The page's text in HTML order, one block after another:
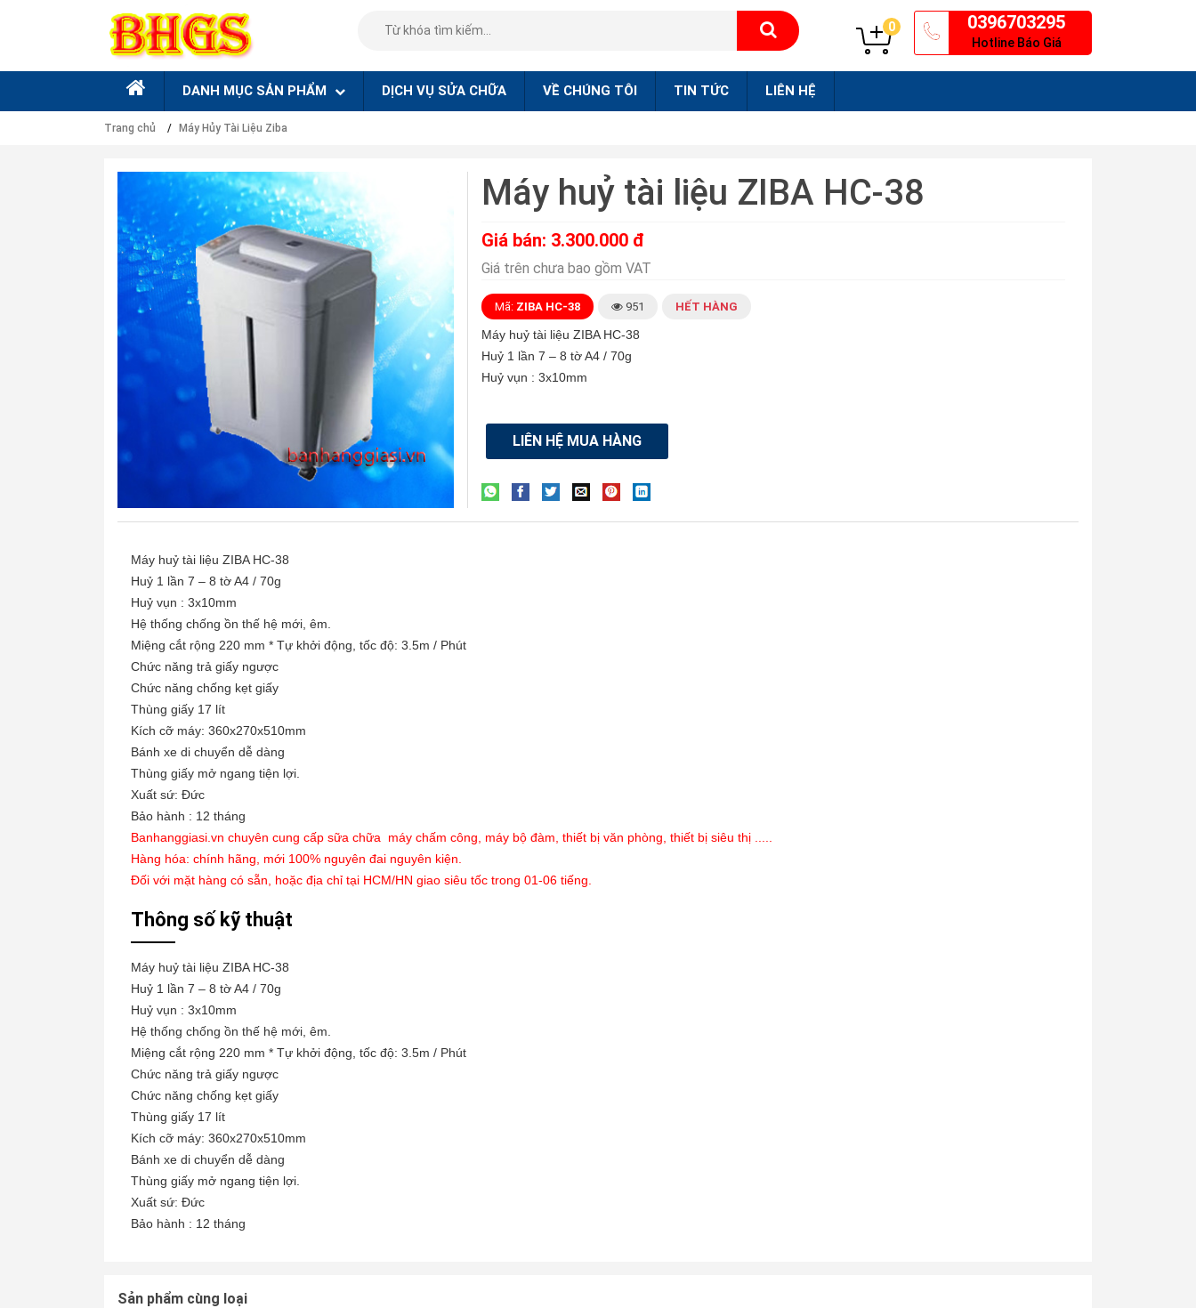
0396703295
Hotline Báo Giá
0
DANH MỤC SẢN PHẨM DỊCH VỤ SỬA CHỮA VỀ CHÚNG TÔI TIN TỨC LIÊN HỆ
Trang chủ Máy Hủy Tài Liệu Ziba
Máy huỷ tài liệu ZIBA HC-38
Giá bán: 3.300.000 đ
Giá trên chưa bao gồm VAT
Mã: ZIBA HC-38 951 HẾT HÀNG
Máy huỷ tài liệu ZIBA HC-38
Huỷ 1 lần 7 – 8 tờ A4 / 70g
Huỷ vụn : 3x10mm
LIÊN HỆ MUA HÀNG
Máy huỷ tài liệu ZIBA HC-38
Huỷ 1 lần 7 – 8 tờ A4 / 70g
Huỷ vụn : 3x10mm
Hệ thống chống ồn thế hệ mới, êm.
Miệng cắt rộng 220 mm * Tự khởi động, tốc độ: 3.5m / Phút
Chức năng trả giấy ngược
Chức năng chống kẹt giấy
Thùng giấy 17 lít
Kích cỡ máy: 360x270x510mm
Bánh xe di chuyển dễ dàng
Thùng giấy mở ngang tiện lợi.
Xuất sứ: Đức
Bảo hành : 12 tháng
Banhanggiasi.vn chuyên cung cấp sữa chữa máy chấm công, máy bộ đàm, thiết bị văn phòng, thiết bị siêu thị .....
Hàng hóa: chính hãng, mới 100% nguyên đai nguyên kiện.
Đối với mặt hàng có sẵn, hoặc địa chỉ tại HCM/HN giao siêu tốc trong 01-06 tiếng.
Thông số kỹ thuật
Máy huỷ tài liệu ZIBA HC-38
Huỷ 1 lần 7 – 8 tờ A4 / 70g
Huỷ vụn : 3x10mm
Hệ thống chống ồn thế hệ mới, êm.
Miệng cắt rộng 220 mm * Tự khởi động, tốc độ: 3.5m / Phút
Chức năng trả giấy ngược
Chức năng chống kẹt giấy
Thùng giấy 17 lít
Kích cỡ máy: 360x270x510mm
Bánh xe di chuyển dễ dàng
Thùng giấy mở ngang tiện lợi.
Xuất sứ: Đức
Bảo hành : 12 tháng
Sản phẩm cùng loại